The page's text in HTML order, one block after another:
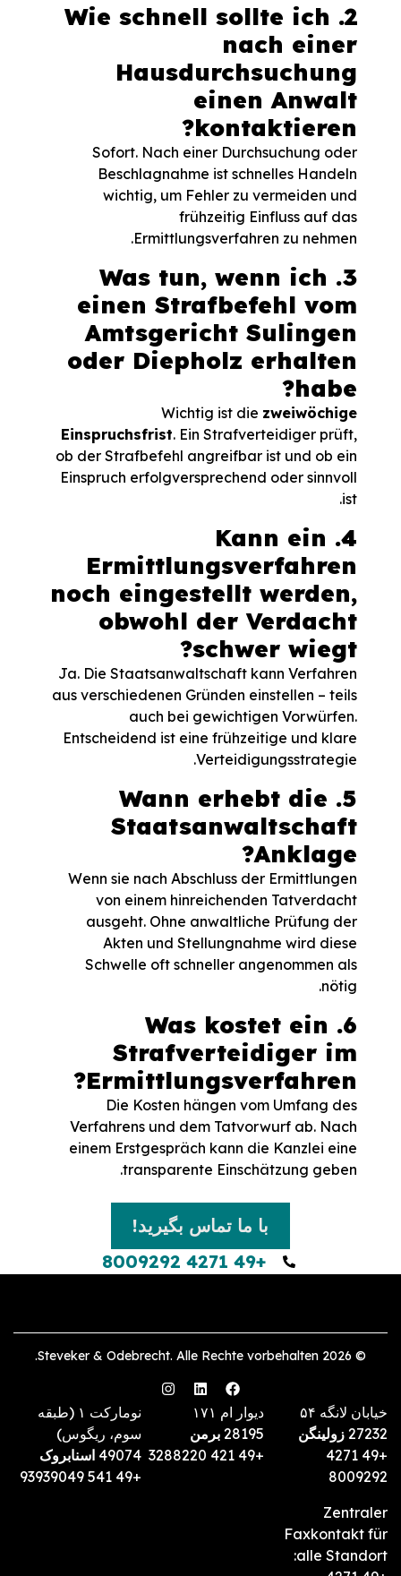
2. Wie schnell sollte ich
nach einer
Hausdurchsuchung
einen Anwalt
kontaktieren?
Sofort. Nach einer Durchsuchung oder
Beschlagnahme ist schnelles Handeln
wichtig, um Fehler zu vermeiden und
frühzeitig Einfluss auf das
Ermittlungsverfahren zu nehmen.
3. Was tun, wenn ich
einen Strafbefehl vom
Amtsgericht Sulingen
oder Diepholz erhalten
habe?
Wichtig ist die zweiwöchige
Einspruchsfrist. Ein Strafverteidiger prüft,
ob der Strafbefehl angreifbar ist und ob ein
Einspruch erfolgversprechend oder sinnvoll
ist.
4. Kann ein
Ermittlungsverfahren
noch eingestellt werden,
obwohl der Verdacht
schwer wiegt?
Ja. Die Staatsanwaltschaft kann Verfahren
aus verschiedenen Gründen einstellen – teils
auch bei gewichtigen Vorwürfen.
Entscheidend ist eine frühzeitige und klare
Verteidigungsstrategie.
5. Wann erhebt die
Staatsanwaltschaft
Anklage?
Wenn sie nach Abschluss der Ermittlungen
von einem hinreichenden Tatverdacht
ausgeht. Ohne anwaltliche Prüfung der
Akten und Stellungnahme wird diese
Schwelle oft schneller angenommen als
nötig.
6. Was kostet ein
Strafverteidiger im
Ermittlungsverfahren?
Die Kosten hängen vom Umfang des
Verfahrens und dem Tatvorwurf ab. Nach
einem Erstgespräch kann die Kanzlei eine
transparente Einschätzung geben.
با ما تماس بگیرید!
+49 4271 8009292
© 2026 Steveker & Odebrecht. Alle Rechte vorbehalten.
خیابان لانگه ۵۴
27232 زولینگن
+49 4271
8009292
Zentraler
Faxkontakt für
alle Standort:
دیوار ام ۱۷۱
28195 برمن
+49 421 3288220
نومارکت ۱ (طبقه
سوم، ریگوس)
49074 اسنابروک
+49 541 93939049